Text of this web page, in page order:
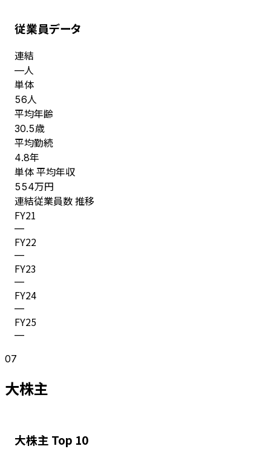
従業員データ
連結
—人
単体
56人
平均年齢
30.5歳
平均勤続
4.8年
単体 平均年収
554万円
連結従業員数 推移
FY21
—
FY22
—
FY23
—
FY24
—
FY25
—
07
大株主
大株主 Top 10